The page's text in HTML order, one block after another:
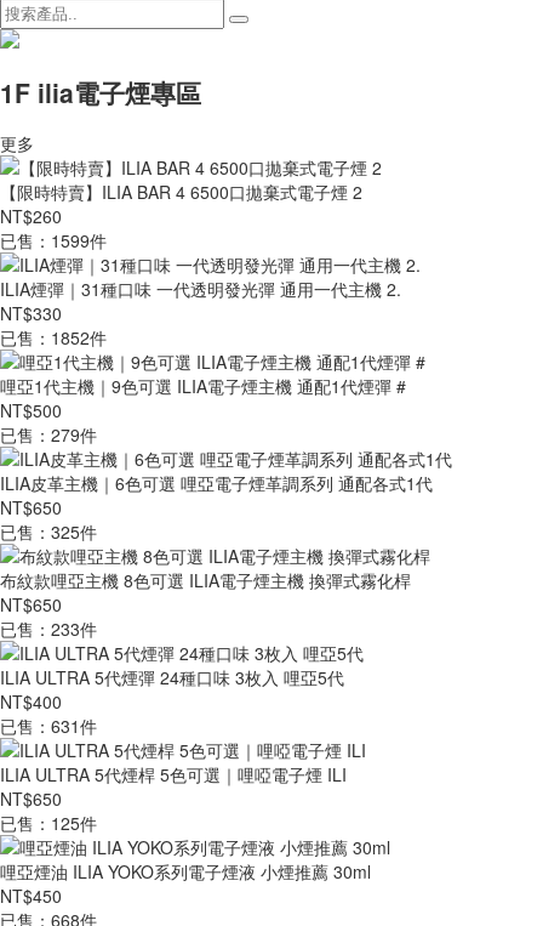
1F ilia電子煙專區
更多
【限時特賣】ILIA BAR 4 6500口拋棄式電子煙 2
NT$260
已售：1599件
ILIA煙彈｜31種口味 一代透明發光彈 通用一代主機 2.
NT$330
已售：1852件
哩亞1代主機｜9色可選 ILIA電子煙主機 通配1代煙彈 #
NT$500
已售：279件
ILIA皮革主機｜6色可選 哩亞電子煙革調系列 通配各式1代
NT$650
已售：325件
布紋款哩亞主機 8色可選 ILIA電子煙主機 換彈式霧化桿
NT$650
已售：233件
ILIA ULTRA 5代煙彈 24種口味 3枚入 哩亞5代
NT$400
已售：631件
ILIA ULTRA 5代煙桿 5色可選｜哩啞電子煙 ILI
NT$650
已售：125件
哩亞煙油 ILIA YOKO系列電子煙液 小煙推薦 30ml
NT$450
已售：668件